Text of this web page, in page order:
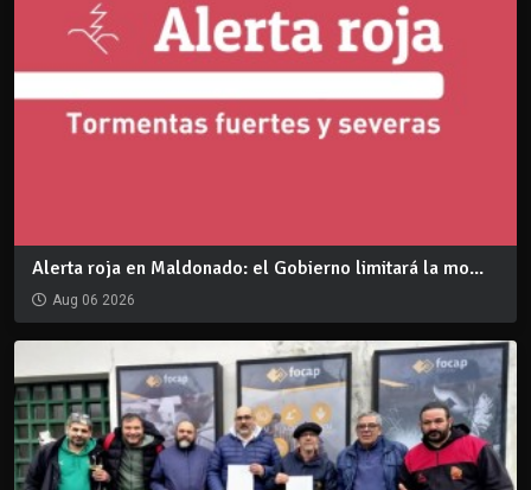
Alerta roja en Maldonado: el Gobierno limitará la mo...
Aug 06 2026